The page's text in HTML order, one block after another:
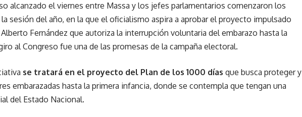
alcanzado el viernes entre Massa y los jefes parlamentarios comenzaron los
sesión del año, en la que el oficialismo aspira a aprobar el proyecto impulsado
Fernández que autoriza la interrupción voluntaria del embarazo hasta la
al Congreso fue una de las promesas de la campaña electoral.
se tratará en el proyecto del Plan de los 1000 días que busca proteger y
embarazadas hasta la primera infancia, donde se contempla que tengan una
del Estado Nacional.